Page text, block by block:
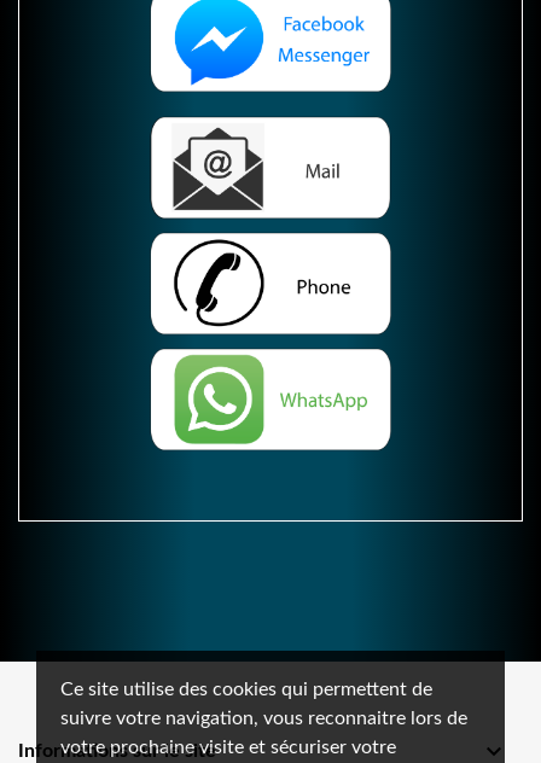
Ce site utilise des cookies qui permettent de
suivre votre navigation, vous reconnaitre lors de
votre prochaine visite et sécuriser votre
Informations sur le site 